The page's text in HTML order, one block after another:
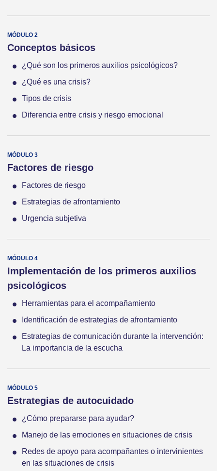
Conceptos básicos
¿Qué son los primeros auxilios psicológicos?
¿Qué es una crisis?
Tipos de crisis
Diferencia entre crisis y riesgo emocional
Factores de riesgo
Factores de riesgo
Estrategias de afrontamiento
Urgencia subjetiva
Implementación de los primeros auxilios
psicológicos
Herramientas para el acompañamiento
Identificación de estrategias de afrontamiento
Estrategias de comunicación durante la intervención:
La importancia de la escucha
Estrategias de autocuidado
¿Cómo prepararse para ayudar?
Manejo de las emociones en situaciones de crisis
Redes de apoyo para acompañantes o intervinientes
en las situaciones de crisis